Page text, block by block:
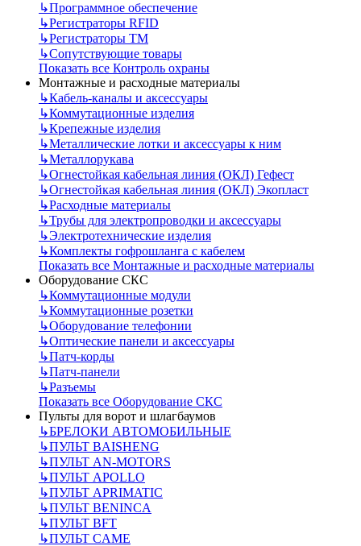
↳Программное обеспечение
↳Регистраторы RFID
↳Регистраторы ТМ
↳Сопутствующие товары
Показать все Контроль охраны
Монтажные и расходные материалы
↳Кабель-каналы и аксессуары
↳Коммутационные изделия
↳Крепежные изделия
↳Металлические лотки и аксессуары к ним
↳Металлорукава
↳Огнестойкая кабельная линия (ОКЛ) Гефест
↳Огнестойкая кабельная линия (ОКЛ) Экопласт
↳Расходные материалы
↳Трубы для электропроводки и аксессуары
↳Электротехнические изделия
↳Комплекты гофрошланга с кабелем
Показать все Монтажные и расходные материалы
Оборудование СКС
↳Коммутационные модули
↳Коммутационные розетки
↳Оборудование телефонии
↳Оптические панели и аксессуары
↳Патч-корды
↳Патч-панели
↳Разъемы
Показать все Оборудование СКС
Пульты для ворот и шлагбаумов
↳БРЕЛОКИ АВТОМОБИЛЬНЫЕ
↳ПУЛЬТ BAISHENG
↳ПУЛЬТ AN-MOTORS
↳ПУЛЬТ APOLLO
↳ПУЛЬТ APRIMATIC
↳ПУЛЬТ BENINCA
↳ПУЛЬТ BFT
↳ПУЛЬТ CAME